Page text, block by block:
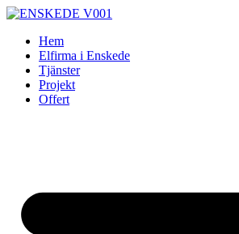
Skip
contentHem
Elfirma i Enskede
Tjänster
Projekt
Offert